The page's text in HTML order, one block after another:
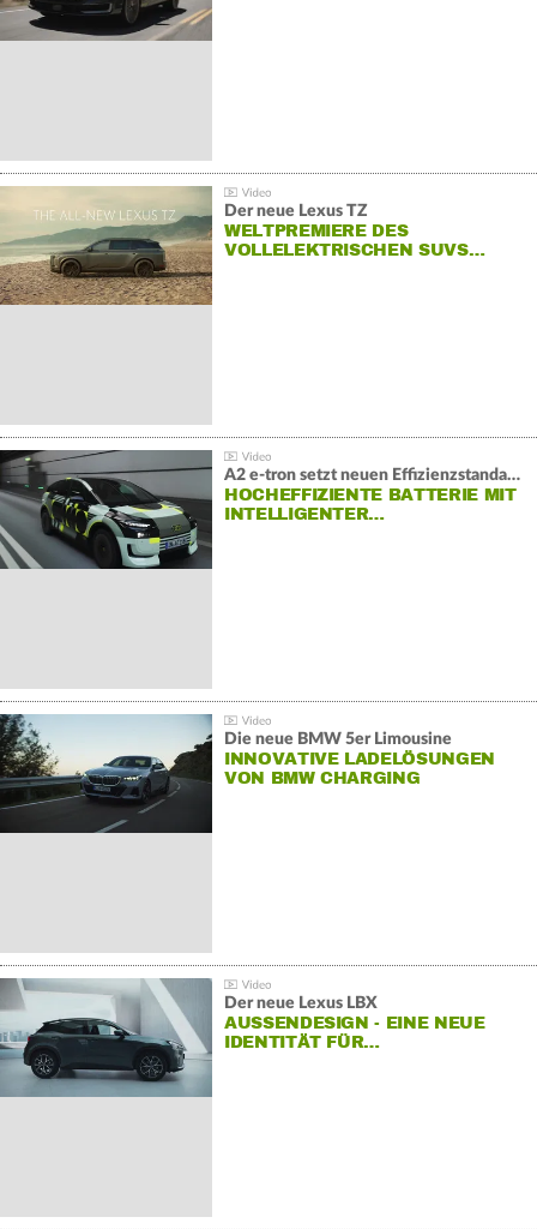
Der neue Lexus TZ
WELTPREMIERE DES
VOLLELEKTRISCHEN SUVS…
A2 e-tron setzt neuen Effizienzstandard bei Audi
HOCHEFFIZIENTE BATTERIE MIT
INTELLIGENTER…
Die neue BMW 5er Limousine
INNOVATIVE LADELÖSUNGEN
VON BMW CHARGING
Der neue Lexus LBX
AUSSENDESIGN - EINE NEUE I
DENTITÄT FÜR…